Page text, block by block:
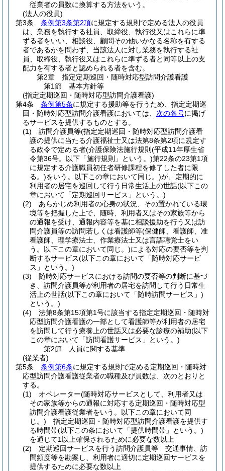
従業者の員数に換算する方法をいう。
(法人の役員)
第3条
条例第3条第2項に規定する規則で定める法人の役員
は、業務を執行する社員、取締役、執行役又はこれらに準
ずる者をいい、相談役、顧問その他いかなる名称を有する
者であるかを問わず、当該法人に対し業務を執行する社
員、取締役、執行役又はこれらに準ずる者と同等以上の支
配力を有する者と認められる者を含む。
第2章
指定定期巡回・随時対応型訪問介護看護
第1節
基本方針等
(指定定期巡回・随時対応型訪問介護看護)
第4条
条例第5条に規定する援助等を行うため、指定定期巡
回・随時対応型訪問介護看護においては、 次の各号に掲げ
るサービスを提供するものとする。
(1)
訪問介護員等(指定定期巡回・随時対応型訪問介護看
護の提供に当たる介護福祉士又は法第8条第2項に規定す
る政令で定める者(介護保険法施行規則 (平成11年厚生省
令第36号。以下「施行規則」という。)第22条の23第1項
に規定する介護職員初任者研修課程を修了した者に限
る。)をいう。以下この章において同じ。)が、定期的に
利用者の居宅を巡回して行う日常生活上の世話(以下この
章において「定期巡回サービス」という。)
(2)
あらかじめ利用者の心身の状況、その置かれている環
境等を把握した上で、随時、利用者又はその家族等から
の通報を受け、通報内容等を基に相談援助を行う又は訪
問介護員等の訪問若しくは看護師等(保健師、看護師、准
看護師、理学療法士、作業療法士又は言語聴覚士をい
う。以下この章において同じ。)による対応の要否等を判
断するサービス(以下この章において「随時対応サービ
ス」という。)
(3)
随時対応サービスにおける訪問の要否等の判断に基づ
き、訪問介護員等が利用者の居宅を訪問して行う日常生
活上の世話(以下この章において「随時訪問サービス」)
という。)
(4)
法第8条第15項第1号に該当する指定定期巡回・随時対
応型訪問介護看護の一部として看護師等が利用者の居宅
を訪問して行う療養上の世話又は必要な診療の補助(以下
この章において「訪問看護サービス」という。)
第2節
人員に関する基準
(従業者)
第5条
条例第6条に規定する規則で定める定期巡回・随時対
応型訪問介護看護従業者の職種及び員数は、次のとおりと
する。
(1)
オペレーター(随時対応サービスとして、利用者又は
その家族等からの通報に対応する定期巡回・随時対応型
訪問介護看護従業者をいう。以下この章において同
じ。) 指定定期巡回・随時対応型訪問介護看護を提供す
る時間帯(以下この条において「提供時間帯」という。)
を通じて1以上確保されるために必要な数以上
(2)
定期巡回サービスを行う訪問介護員等 交通事情、訪
問頻度等を勘案し、利用者に適切に定期巡回サービスを
提供するために必要な数以上